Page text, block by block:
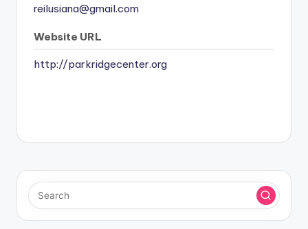
reilusiana@gmail.com
Website URL
http://parkridgecenter.org